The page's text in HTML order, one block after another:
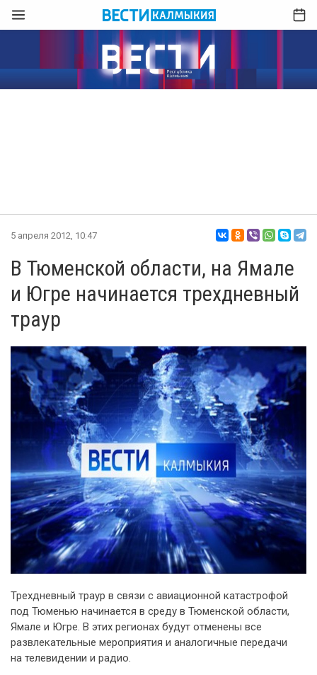
5 апреля 2012, 10:47
В Тюменской области, на Ямале
и Югре начинается трехдневный
траур
Трехдневный траур в связи с авиационной катастрофой
под Тюменью начинается в среду в Тюменской области,
Ямале и Югре. В этих регионах будут отменены все
развлекательные мероприятия и аналогичные передачи
на телевидении и радио.